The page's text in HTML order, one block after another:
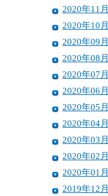
2020年11月
2020年10月
2020年09月
2020年08月
2020年07月
2020年06月
2020年05月
2020年04月
2020年03月
2020年02月
2020年01月
2019年12月